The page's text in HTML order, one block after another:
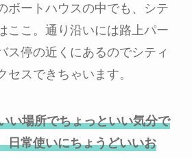
ボートハウスの中でも、シテ
ここ。通り沿いには路上パー
ス停の近くにあるのでシティ
セスできちゃいます。
い場所でちょっといい気分で
日常使いにちょうどいいお